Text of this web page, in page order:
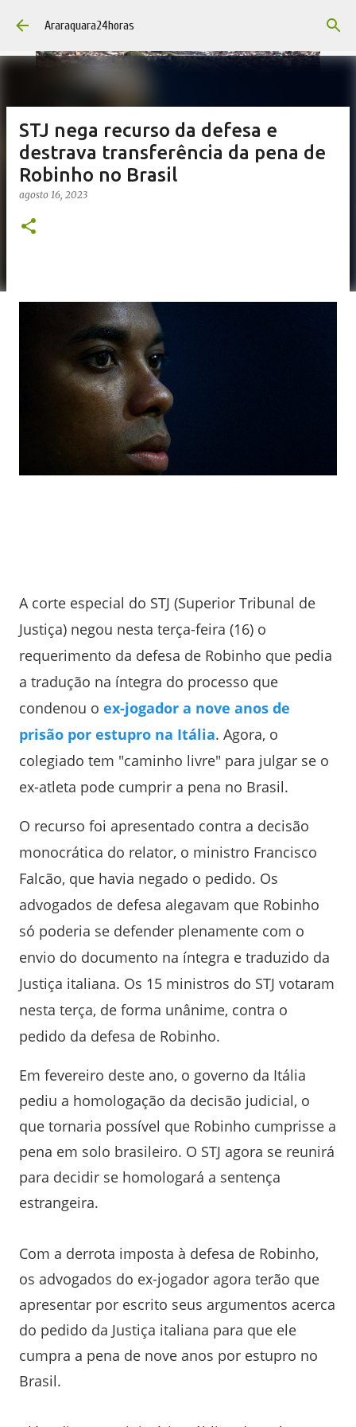
Pular para o conteúdo principal
Araraquara24horas
STJ nega recurso da defesa e
destrava transferência da pena de
Robinho no Brasil
agosto 16, 2023
A corte especial do STJ (Superior Tribunal de
Justiça) negou nesta terça-feira (16) o
requerimento da defesa de Robinho que pedia
a tradução na íntegra do processo que
condenou o ex-jogador a nove anos de
prisão por estupro na Itália. Agora, o
colegiado tem "caminho livre" para julgar se o
ex-atleta pode cumprir a pena no Brasil.
O recurso foi apresentado contra a decisão
monocrática do relator, o ministro Francisco
Falcão, que havia negado o pedido. Os
advogados de defesa alegavam que Robinho
só poderia se defender plenamente com o
envio do documento na íntegra e traduzido da
Justiça italiana. Os 15 ministros do STJ votaram
nesta terça, de forma unânime, contra o
pedido da defesa de Robinho.
Em fevereiro deste ano, o governo da Itália
pediu a homologação da decisão judicial, o
que tornaria possível que Robinho cumprisse a
pena em solo brasileiro. O STJ agora se reunirá
para decidir se homologará a sentença
estrangeira.
Com a derrota imposta à defesa de Robinho,
os advogados do ex-jogador agora terão que
apresentar por escrito seus argumentos acerca
do pedido da Justiça italiana para que ele
cumpra a pena de nove anos por estupro no
Brasil.